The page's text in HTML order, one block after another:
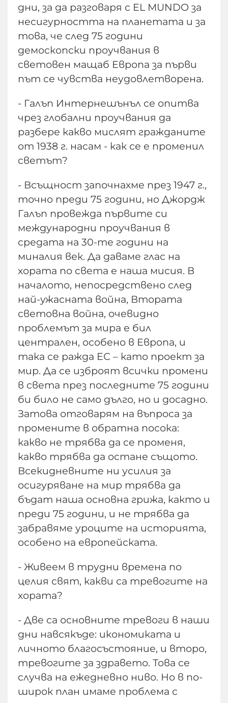
дни, за да разговаря с EL MUNDO за
несигурността на планетата и за
това, че след 75 години
демоскопски проучвания в
световен мащаб Европа за първи
път се чувства неудовлетворена.
- Галъп Интернешънъл се опитва
чрез глобални проучвания да
разбере какво мислят гражданите
от 1938 г. насам - как се е променил
светът?
- Всъщност започнахме през 1947 г.,
точно преди 75 години, но Джордж
Галъп провежда първите си
международни проучвания в
средата на 30-те години на
миналия век. Да даваме глас на
хората по света е наша мисия. В
началото, непосредствено след
най-ужасната война, Втората
световна война, очевидно
проблемът за мира е бил
централен, особено в Европа, и
така се ражда ЕС – като проект за
мир. Да се изброят всички промени
в света през последните 75 години
би било не само дълго, но и досадно.
Затова отговарям на въпроса за
промените в обратна посока:
какво не трябва да се променя,
какво трябва да остане същото.
Всекидневните ни усилия за
осигуряване на мир трябва да
бъдат наша основна грижа, както и
преди 75 години, и не трябва да
забравяме уроците на историята,
особено на европейската.
- Живеем в трудни времена по
целия свят, какви са тревогите на
хората?
- Две са основните тревоги в наши
дни навсякъде: икономиката и
личното благосъстояние, и второ,
тревогите за здравето. Това се
случва на ежедневно ниво. Но в по-
широк план имаме проблема с